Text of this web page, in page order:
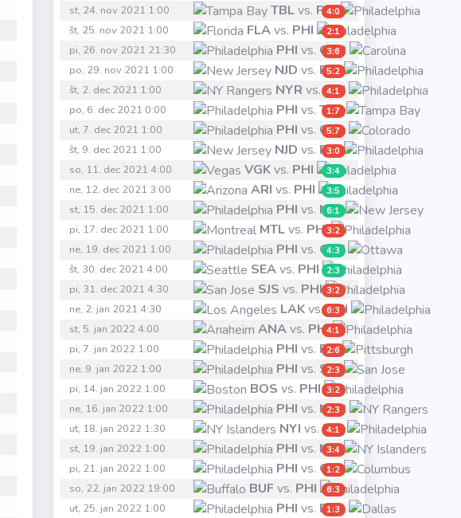
st, 24. nov 2021 1:00 TBLvs. PHI
4:0
št, 25. nov 2021 1:00 FLAvs. PHI 2:1
pi, 26. nov 2021 21:30 PHI vs. CAR
3:6
po, 29. nov 2021 1:00 NJD vs. PHI
5:2
št, 2. dec 2021 1:00 NYR vs.PHI
4:1
po, 6. dec 2021 0:00 PHI vs.TBL
1:7
ut, 7. dec 2021 1:00 PHI vs. COL
5:7
št, 9. dec 2021 1:00 NJD vs. PHI
3:0
so, 11. dec 2021 4:00 VGKvs. PHI 3:4
ne, 12. dec 2021 3:00 ARI vs. PHI 3:5
st, 15. dec 2021 1:00 PHI vs. NJD
6:1
pi, 17. dec 2021 1:00 MTLvs. PHI3:2
ne, 19. dec 2021 1:00 PHI vs. OTT
4:3
št, 30. dec 2021 4:00 SEAvs. PHI 2:3
pi, 31. dec 2021 4:30 SJS vs. PHI 3:2
ne, 2. jan 2021 4:30 LAKvs.PHI
6:3
st, 5. jan 2022 4:00 ANAvs. PHI4:1
pi, 7. jan 2022 1:00 PHI vs. PIT
2:6
ne, 9. jan 2022 1:00 PHI vs. SJS
2:3
pi, 14. jan 2022 1:00 BOS vs. PHI 3:2
ne, 16. jan 2022 1:00 PHI vs. NYR
2:3
ut, 18. jan 2022 1:30 NYI vs.PHI
4:1
st, 19. jan 2022 1:00 PHI vs. NYI
3:4
pi, 21. jan 2022 1:00 PHI vs. CBJ
1:2
so, 22. jan 2022 19:00 BUFvs. PHI 6:3
ut, 25. jan 2022 1:00 PHI vs. DAL
1:3